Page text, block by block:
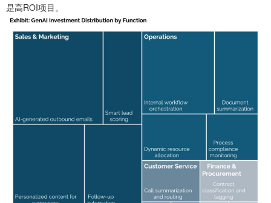
是高ROI项目。